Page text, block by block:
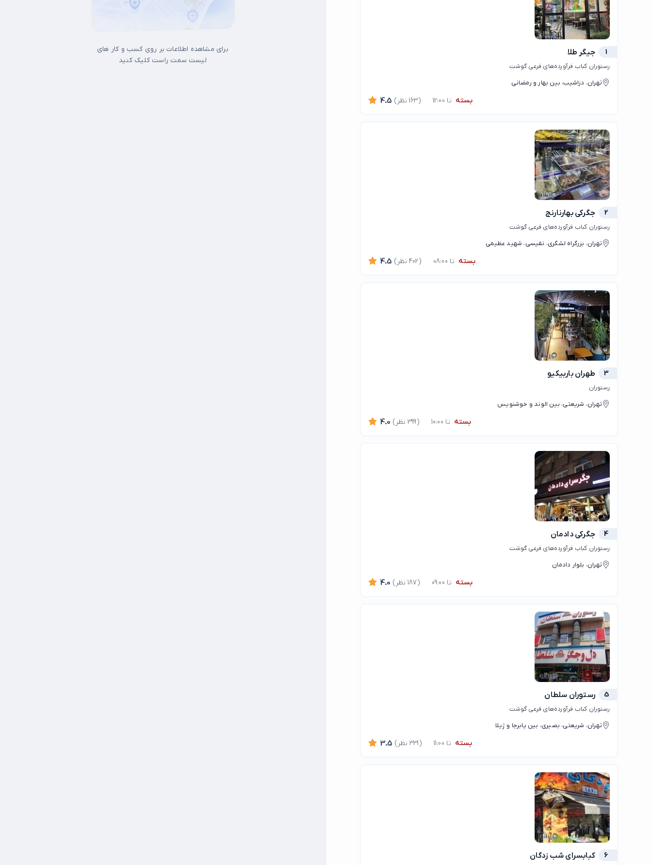
1 جیگر طلا
رستوران کباب فرآورده‌های فرعی گوشت
تهران، دزاشیب، بین بهار و رمضانی
بسته تا 12:00 4.5 (163 نظر)
2 جگرکی بهارنارنج
رستوران کباب فرآورده‌های فرعی گوشت
تهران، بزرگراه لشگری، نفیسی، شهید عظیمی
بسته تا 08:00 4.5 (402 نظر)
3 طهران باربیکیو
رستوران
تهران، شریعتی، بین الوند و خوشنویس
بسته تا 10:00 4.0 (399 نظر)
4 جگرکی دادمان
رستوران کباب فرآورده‌های فرعی گوشت
تهران، بلوار دادمان
بسته تا 09:00 4.0 (187 نظر)
5 رستوران سلطان
رستوران کباب فرآورده‌های فرعی گوشت
تهران، شریعتی، بصیری، بین پابرجا و ژیلا
بسته تا 11:00 3.5 (331 نظر)
6 كبابسراى شب زدگان
برای مشاهده اطلاعات بر روی کسب و کار های
لیست سمت راست کلیک کنید